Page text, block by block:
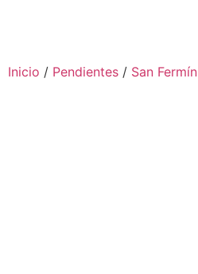
Inicio / Pendientes / San Fermín